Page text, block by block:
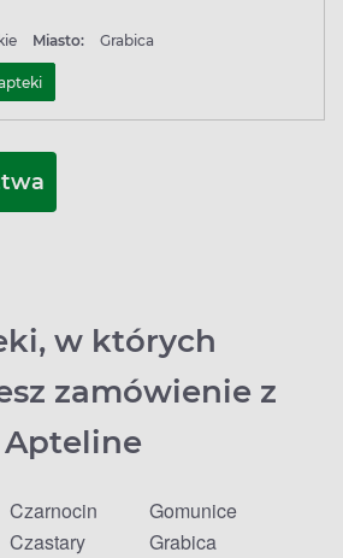
Miasto: Grabica
w których
zamówienie z
Apteline
Czarnocin
Czastary
Gomunice
Grabica